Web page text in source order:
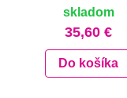
skladom
35,60 €
Do košíka